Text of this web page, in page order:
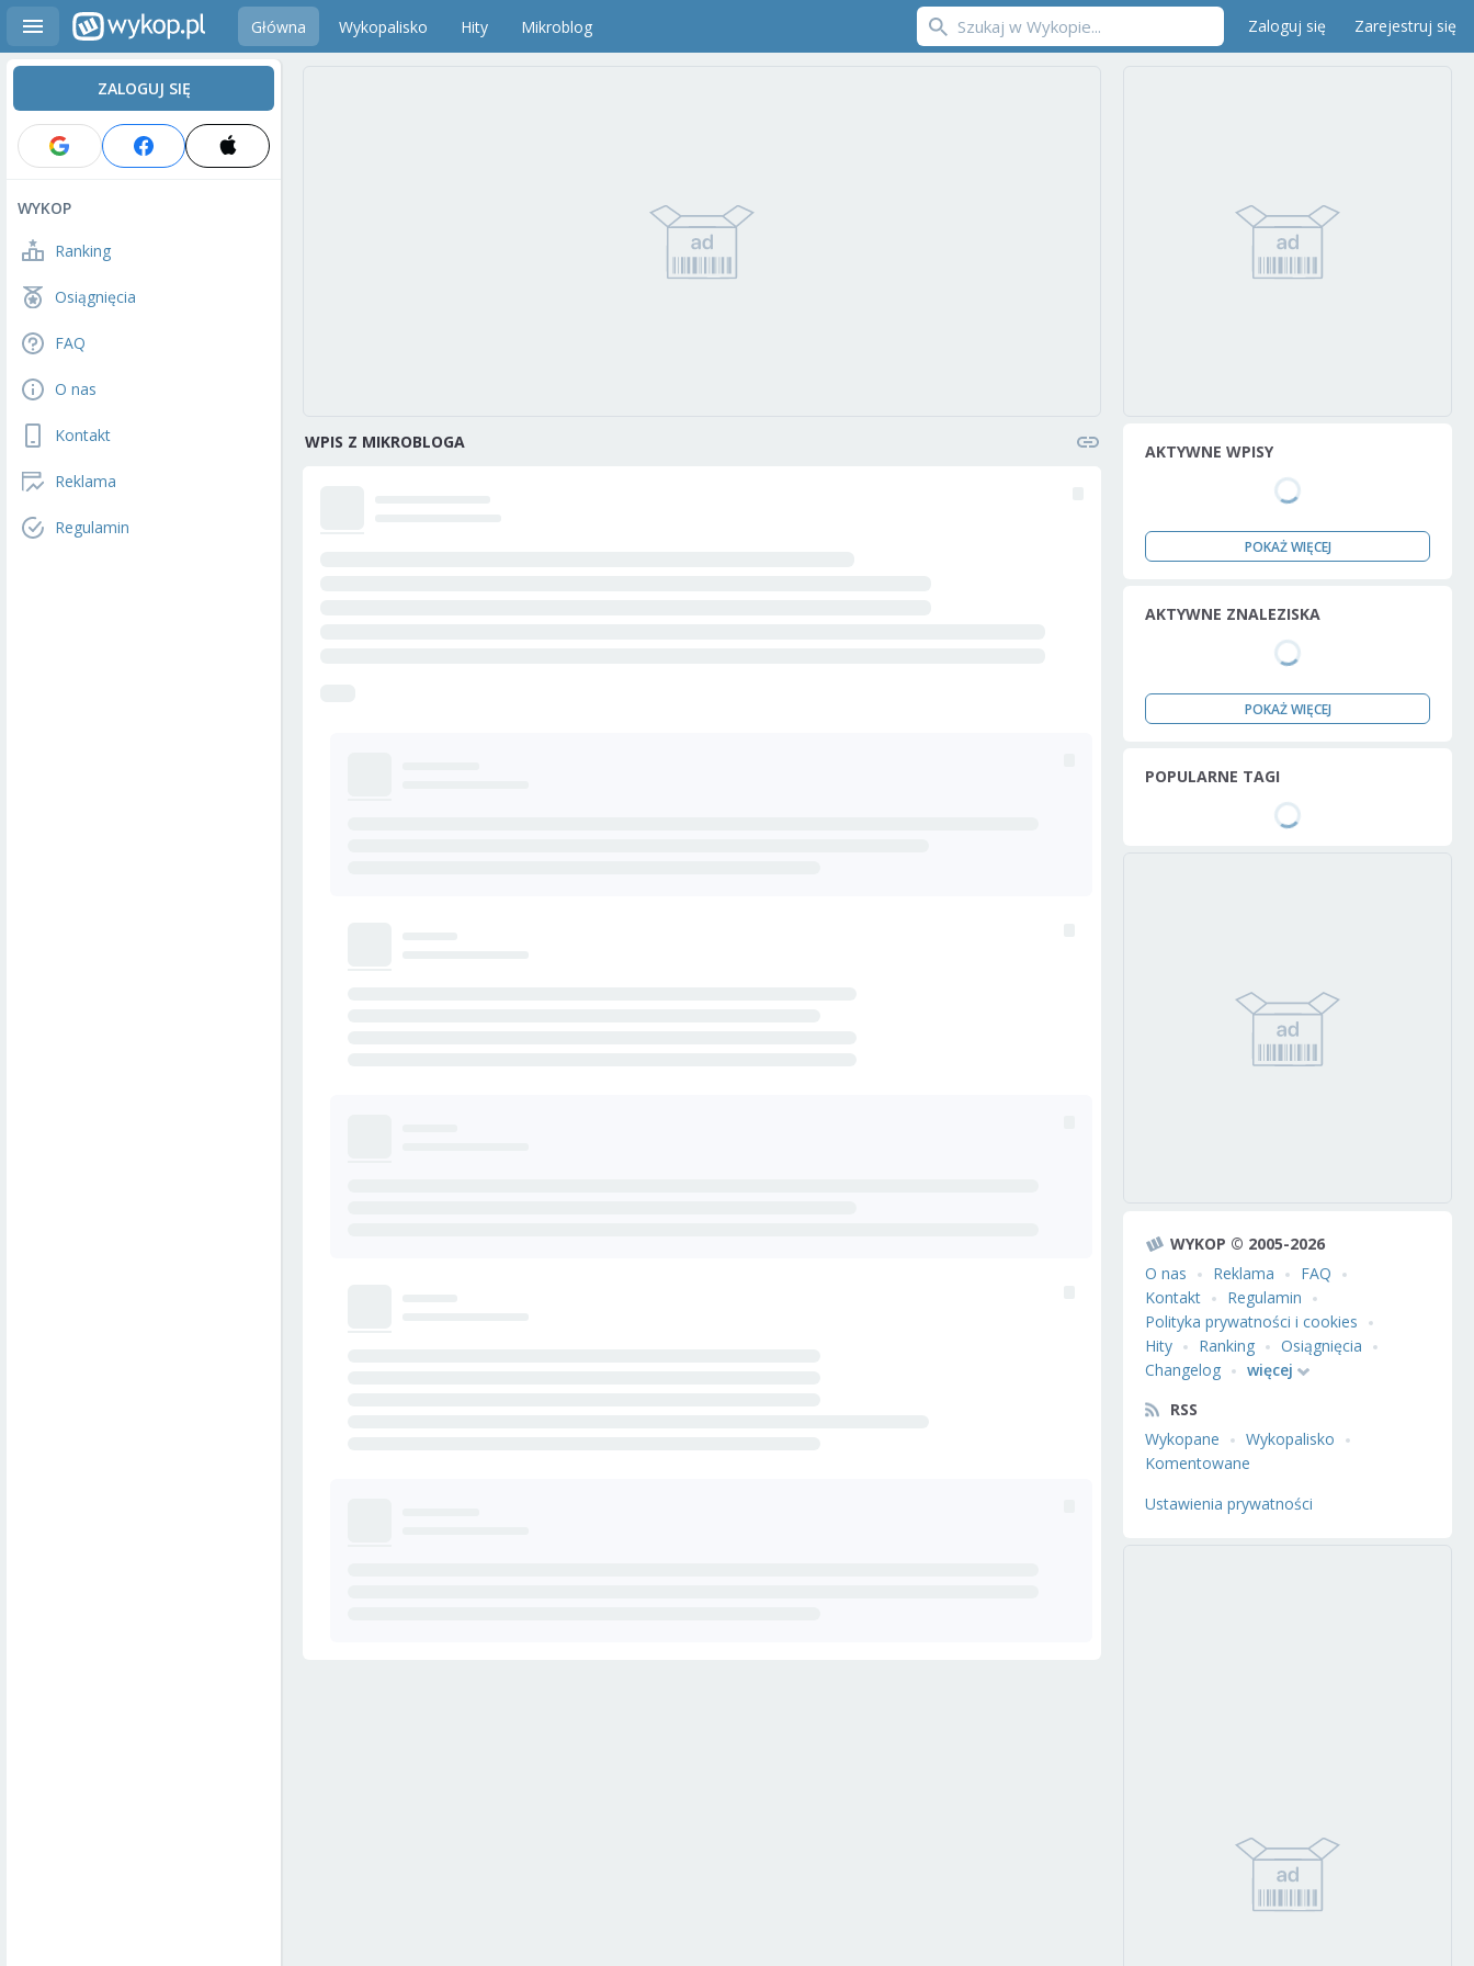
Główna Wykopalisko Hity Mikroblog Zaloguj się Zarejestruj się
ZALOGUJ SIĘ
WYKOP
Ranking
Osiągnięcia
FAQ
O nas
Kontakt
Reklama
Regulamin
WPIS Z MIKROBLOGA AKTYWNE WPISY
POKAŻ WIĘCEJ
AKTYWNE ZNALEZISKA
POKAŻ WIĘCEJ
POPULARNE TAGI
WYKOP © 2005-2026
O nas
Reklama
FAQ
Kontakt
Regulamin
Polityka prywatności i cookies
Hity
Ranking
Osiągnięcia
Changelog
więcej
RSS
Wykopane
Wykopalisko
Komentowane
Ustawienia prywatności